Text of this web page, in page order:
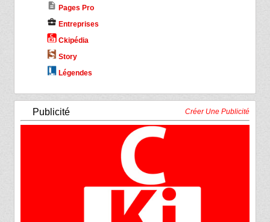
description Pages Pro
business_center Entreprises
Ckipédia
Story
Légendes
Publicité Créer Une Publicité